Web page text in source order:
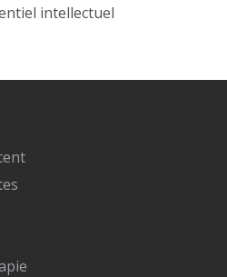
intellectuel